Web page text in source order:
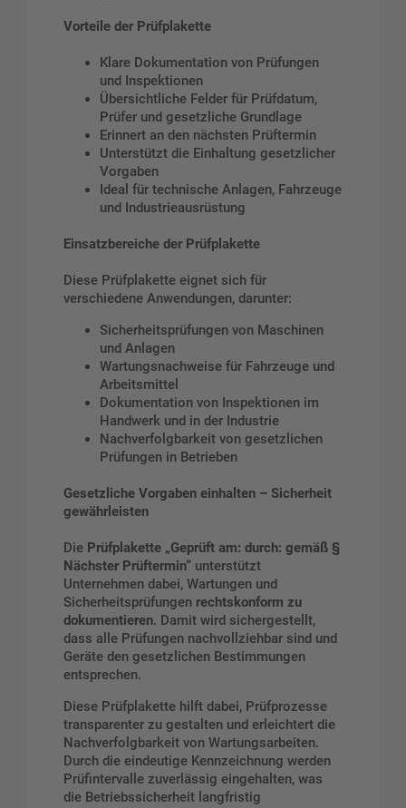
Vorteile der Prüfplakette
Klare Dokumentation von Prüfungen
und Inspektionen
Übersichtliche Felder für Prüfdatum,
Prüfer und gesetzliche Grundlage
Erinnert an den nächsten Prüftermin
Unterstützt die Einhaltung gesetzlicher
Vorgaben
Ideal für technische Anlagen, Fahrzeuge
und Industrieausrüstung
Einsatzbereiche der Prüfplakette
Diese Prüfplakette eignet sich für
verschiedene Anwendungen, darunter:
Sicherheitsprüfungen von Maschinen
und Anlagen
Wartungsnachweise für Fahrzeuge und
Arbeitsmittel
Dokumentation von Inspektionen im
Handwerk und in der Industrie
Nachverfolgbarkeit von gesetzlichen
Prüfungen in Betrieben
Gesetzliche Vorgaben einhalten – Sicherheit
gewährleisten
Die Prüfplakette „Geprüft am: durch: gemäß §
Nächster Prüftermin“ unterstützt
Unternehmen dabei, Wartungen und
Sicherheitsprüfungen rechtskonform zu
dokumentieren. Damit wird sichergestellt,
dass alle Prüfungen nachvollziehbar sind und
Geräte den gesetzlichen Bestimmungen
entsprechen.
Diese Prüfplakette hilft dabei, Prüfprozesse
transparenter zu gestalten und erleichtert die
Nachverfolgbarkeit von Wartungsarbeiten.
Durch die eindeutige Kennzeichnung werden
Prüfintervalle zuverlässig eingehalten, was
die Betriebssicherheit langfristig